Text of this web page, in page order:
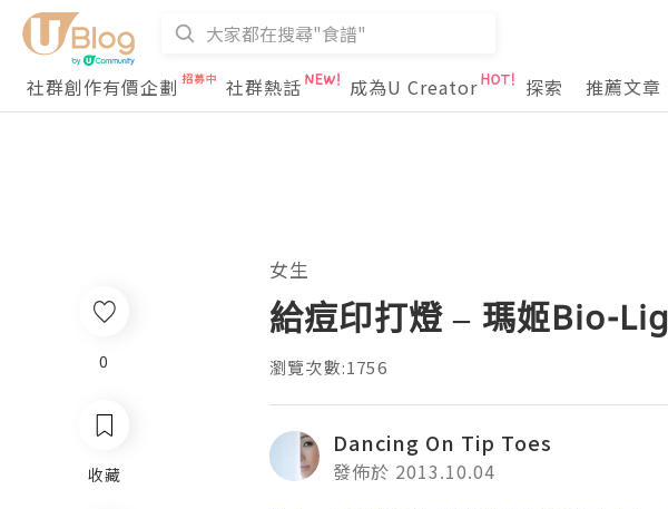
社群創作有價企劃
社群熱話 成為U Creator 探索 推薦文章
0
收藏
女生
給痘印打燈 – 瑪姬Bio-
瀏覽次數:1756
Dancing On Tip Toes
發佈於 2013.10.04